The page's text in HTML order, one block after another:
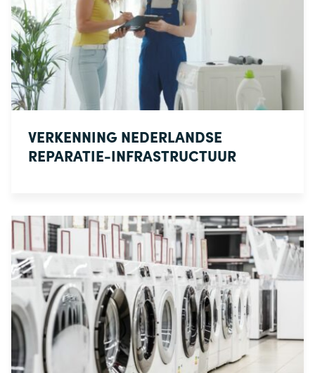
VERKENNING NEDERLANDSE
REPARATIE-INFRASTRUCTUUR